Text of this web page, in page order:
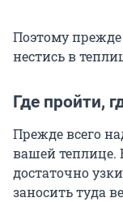
Поэтому
нестись в
Где пройти,
Прежде всего
вашей теплице.
достаточно
заносить туда